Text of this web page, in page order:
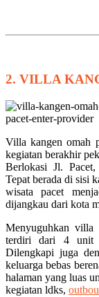
2. VILLA
Villa kangen omah
kegiatan berakhir
Berlokasi Jl.
Tepat berada di sisi
wisata pacet
dijangkau dari kota
Menyuguhkan villa
terdiri dari 4 unit
Dilengkapi juga
keluarga bebas
halaman yang luas
kegiatan ldks,